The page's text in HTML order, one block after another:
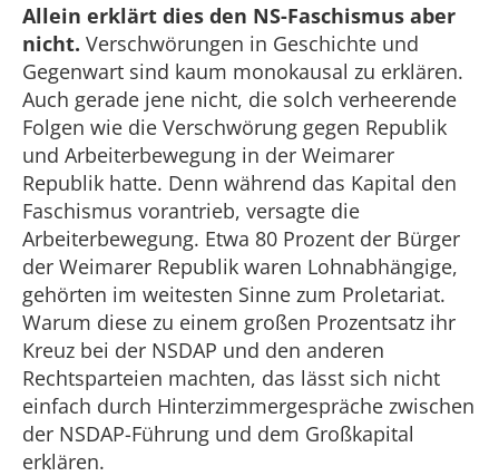
Allein erklärt dies den NS-Faschismus aber
nicht. Verschwörungen in Geschichte und
Gegenwart sind kaum monokausal zu erklären.
Auch gerade jene nicht, die solch verheerende
Folgen wie die Verschwörung gegen Republik
und Arbeiterbewegung in der Weimarer
Republik hatte. Denn während das Kapital den
Faschismus vorantrieb, versagte die
Arbeiterbewegung. Etwa 80 Prozent der Bürger
der Weimarer Republik waren Lohnabhängige,
gehörten im weitesten Sinne zum Proletariat.
Warum diese zu einem großen Prozentsatz ihr
Kreuz bei der NSDAP und den anderen
Rechtsparteien machten, das lässt sich nicht
einfach durch Hinterzimmergespräche zwischen
der NSDAP-Führung und dem Großkapital
erklären.